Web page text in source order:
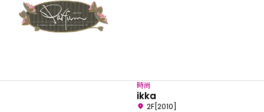
時尚
ikka
2F[2010]